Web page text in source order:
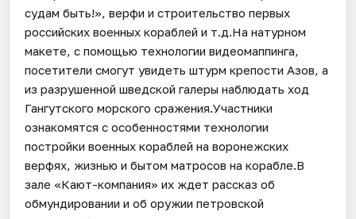
судам быть!», верфи и строительство первых
российских военных кораблей и т.д.На натурном
макете, с помощью технологии видеомаппинга,
посетители смогут увидеть штурм крепости Азов, а
из разрушенной шведской галеры наблюдать ход
Гангутского морского сражения.Участники
ознакомятся с особенностями технологии
постройки военных кораблей на воронежских
верфях, жизнью и бытом матросов на корабле.В
зале «Кают-компания» их ждет рассказ об
обмундировании и об оружии петровской